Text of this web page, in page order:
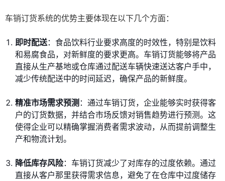
车销订货系统的优势主要体现在以下几个方面：
即时配送：食品饮料行业要求高度的时效性，特别是饮料
和易腐食品，对新鲜度的要求更高。车销订货能够将产品
直接从生产基地或仓库通过配送车辆快速送达客户手中，
减少传统配送中的时间延迟，确保产品的新鲜度。
精准市场需求预测 ：通过车销订货，企业能够实时获得客
户的订货数据，并结合市场反馈对销售趋势进行预测。这
使得企业可以精确掌握消费者需求波动，从而提前调整生
产和物流计划。
降低库存风险：车销订货减少了对库存的过度依赖。通过
直接从客户那里获得需求信息，避免了在仓库中过度储存